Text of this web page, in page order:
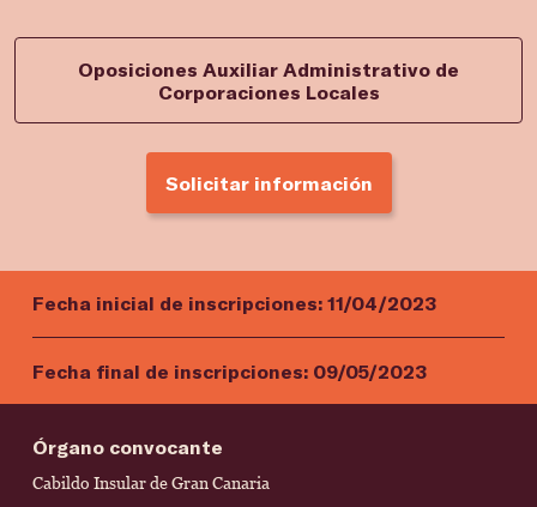
Oposiciones Auxiliar Administrativo de
Corporaciones Locales
Solicitar información
Fecha inicial de inscripciones: 11/04/2023
Fecha final de inscripciones: 09/05/2023
Órgano convocante
Cabildo Insular de Gran Canaria